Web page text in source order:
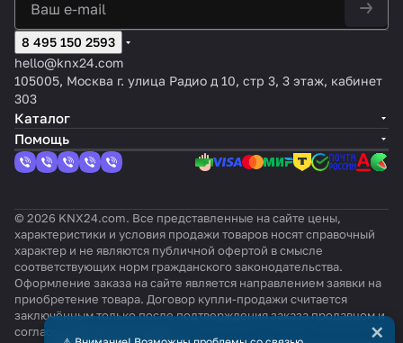
8 495 150 2593
hello@knx24.com
105005, Москва г. улица Радио д 10, стр 3, 3 этаж, кабинет
303
Каталог
Помощь
© 2026 KNX24.com. Все представленные на сайте цены,
характеристики и условия продажи товаров носят справочный
характер и не являются публичной офертой в смысле
соответствующих норм гражданского законодательства.
Оформление заказа на сайте является направлением заявки на
приобретение товара. Договор купли-продажи считается
заключённым только после подтверждения заказа продавцом и
согласования всех условий.
×